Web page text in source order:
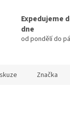
Expedujeme
dne
od pondělí do
Značka